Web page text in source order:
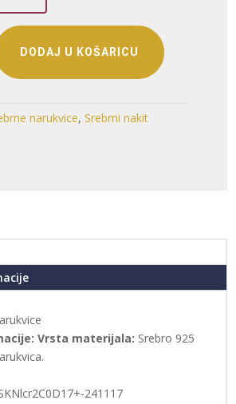
DODAJ U KOŠARICU
narukvice,Srebrni nakit
Vrsta materijala: Srebro 925
241117